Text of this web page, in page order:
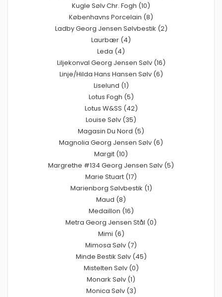
Kugle Sølv Chr. Fogh (10)
Københavns Porcelain (8)
Ladby Georg Jensen Sølvbestik (2)
Laurbær (4)
Leda (4)
Liljekonval Georg Jensen Sølv (16)
Linje/Hilda Hans Hansen Sølv (6)
Liselund (1)
Lotus Fogh (5)
Lotus W&SS (42)
Louise Sølv (35)
Magasin Du Nord (5)
Magnolia Georg Jensen Sølv (6)
Margit (10)
Margrethe #134 Georg Jensen Sølv (5)
Marie Stuart (17)
Marienborg Sølvbestik (1)
Maud (8)
Medaillon (16)
Metra Georg Jensen Stål (0)
Mimi (6)
Mimosa Sølv (7)
Minde Bestik Sølv (45)
Mistelten Sølv (0)
Monark Sølv (1)
Monica Sølv (3)